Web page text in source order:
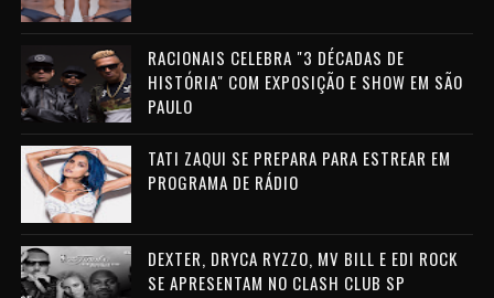
RACIONAIS CELEBRA "3 DÉCADAS DE
HISTÓRIA" COM EXPOSIÇÃO E SHOW EM SÃO
PAULO
TATI ZAQUI SE PREPARA PARA ESTREAR EM
PROGRAMA DE RÁDIO
DEXTER, DRYCA RYZZO, MV BILL E EDI ROCK
SE APRESENTAM NO CLASH CLUB SP